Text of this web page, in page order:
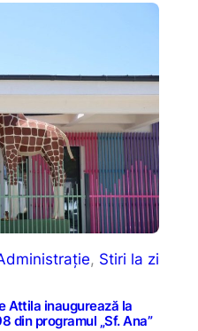
, Stiri la zi
Attila inaugurează la
din programul „Sf. Ana”